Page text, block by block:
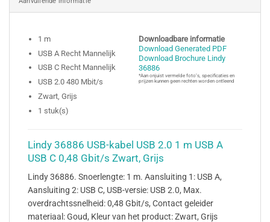
1 m
USB A Recht Mannelijk
USB C Recht Mannelijk
USB 2.0 480 Mbit/s
Zwart, Grijs
1 stuk(s)
Downloadbare informatie
Download Generated PDF
Download Brochure Lindy
36886
*Aan onjuist vermelde foto’s, specificaties en
prijzen kunnen geen rechten worden ontleend
Lindy 36886 USB-kabel USB 2.0 1 m USB A
USB C 0,48 Gbit/s Zwart, Grijs
Lindy 36886. Snoerlengte: 1 m. Aansluiting 1: USB A,
Aansluiting 2: USB C, USB-versie: USB 2.0, Max.
overdrachtssnelheid: 0,48 Gbit/s, Contact geleider
materiaal: Goud, Kleur van het product: Zwart, Grijs